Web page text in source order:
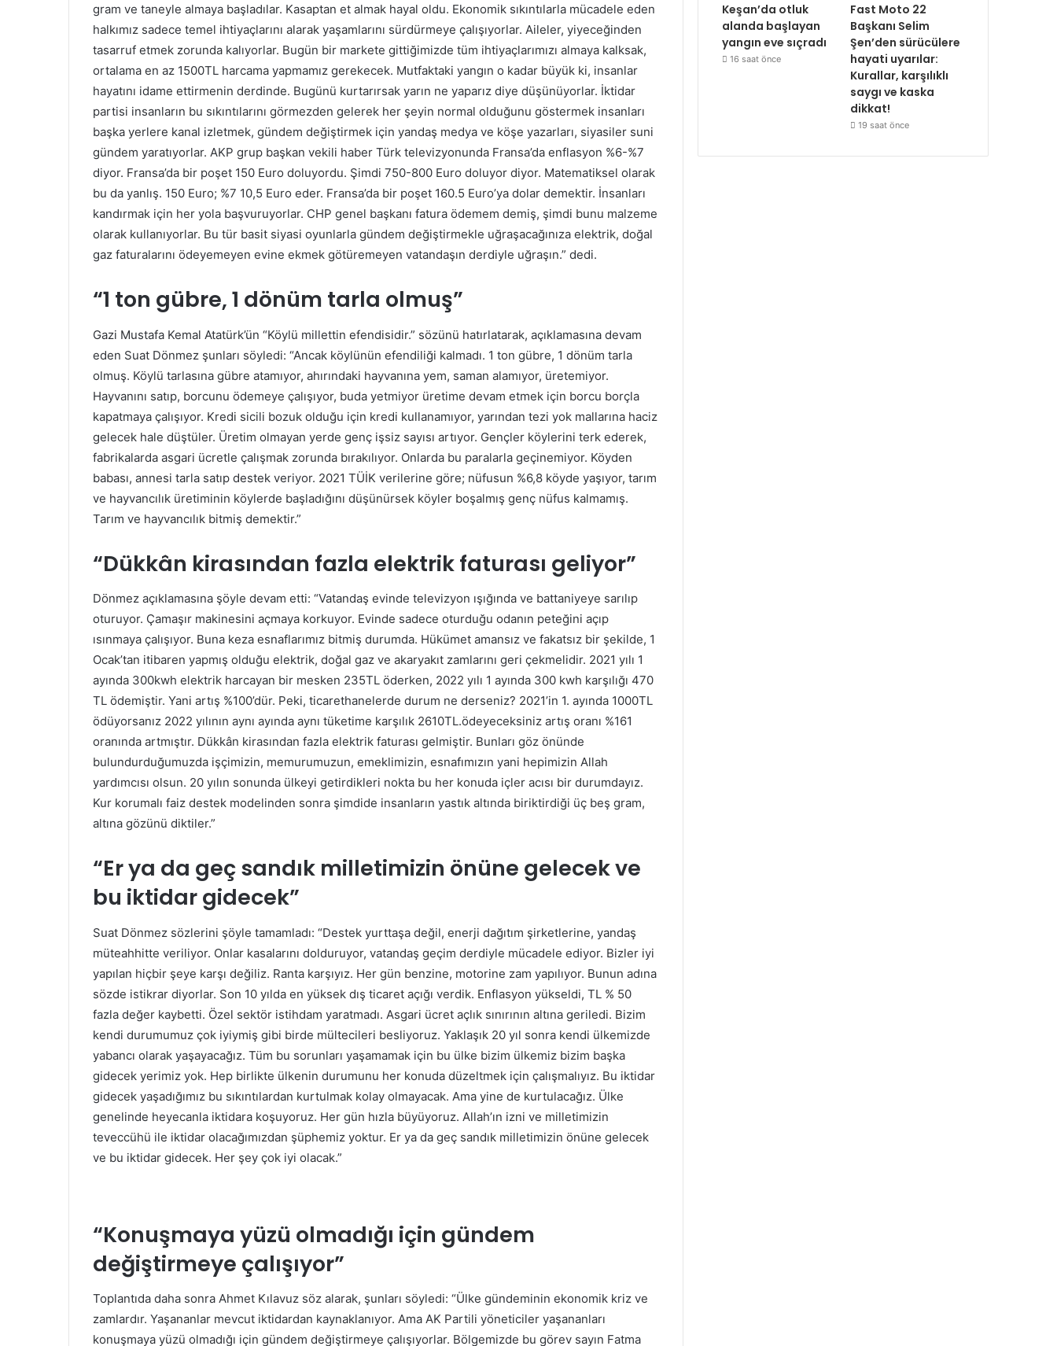
gram ve taneyle almaya başladılar. Kasaptan et almak hayal oldu. Ekonomik sıkıntılarla mücadele eden
halkımız sadece temel ihtiyaçlarını alarak yaşamlarını sürdürmeye çalışıyorlar. Aileler, yiyeceğinden
tasarruf etmek zorunda kalıyorlar. Bugün bir markete gittiğimizde tüm ihtiyaçlarımızı almaya kalksak,
ortalama en az 1500TL harcama yapmamız gerekecek. Mutfaktaki yangın o kadar büyük ki, insanlar
hayatını idame ettirmenin derdinde. Bugünü kurtarırsak yarın ne yaparız diye düşünüyorlar. İktidar
partisi insanların bu sıkıntılarını görmezden gelerek her şeyin normal olduğunu göstermek insanları
başka yerlere kanal izletmek, gündem değiştirmek için yandaş medya ve köşe yazarları, siyasiler suni
gündem yaratıyorlar. AKP grup başkan vekili haber Türk televizyonunda Fransa’da enflasyon %6-%7
diyor. Fransa’da bir poşet 150 Euro doluyordu. Şimdi 750-800 Euro doluyor diyor. Matematiksel olarak
bu da yanlış. 150 Euro; %7 10,5 Euro eder. Fransa’da bir poşet 160.5 Euro’ya dolar demektir. İnsanları
kandırmak için her yola başvuruyorlar. CHP genel başkanı fatura ödemem demiş, şimdi bunu malzeme
olarak kullanıyorlar. Bu tür basit siyasi oyunlarla gündem değiştirmekle uğraşacağınıza elektrik, doğal
gaz faturalarını ödeyemeyen evine ekmek götüremeyen vatandaşın derdiyle uğraşın.” dedi.
“1 ton gübre, 1 dönüm tarla olmuş”
Gazi Mustafa Kemal Atatürk’ün “Köylü millettin efendisidir.” sözünü hatırlatarak, açıklamasına devam
eden Suat Dönmez şunları söyledi: “Ancak köylünün efendiliği kalmadı. 1 ton gübre, 1 dönüm tarla
olmuş. Köylü tarlasına gübre atamıyor, ahırındaki hayvanına yem, saman alamıyor, üretemiyor.
Hayvanını satıp, borcunu ödemeye çalışıyor, buda yetmiyor üretime devam etmek için borcu borçla
kapatmaya çalışıyor. Kredi sicili bozuk olduğu için kredi kullanamıyor, yarından tezi yok mallarına haciz
gelecek hale düştüler. Üretim olmayan yerde genç işsiz sayısı artıyor. Gençler köylerini terk ederek,
fabrikalarda asgari ücretle çalışmak zorunda bırakılıyor. Onlarda bu paralarla geçinemiyor. Köyden
babası, annesi tarla satıp destek veriyor. 2021 TÜİK verilerine göre; nüfusun %6,8 köyde yaşıyor, tarım
ve hayvancılık üretiminin köylerde başladığını düşünürsek köyler boşalmış genç nüfus kalmamış.
Tarım ve hayvancılık bitmiş demektir.”
“Dükkân kirasından fazla elektrik faturası geliyor”
Dönmez açıklamasına şöyle devam etti: “Vatandaş evinde televizyon ışığında ve battaniyeye sarılıp
oturuyor. Çamaşır makinesini açmaya korkuyor. Evinde sadece oturduğu odanın peteğini açıp
ısınmaya çalışıyor. Buna keza esnaflarımız bitmiş durumda. Hükümet amansız ve fakatsız bir şekilde, 1
Ocak’tan itibaren yapmış olduğu elektrik, doğal gaz ve akaryakıt zamlarını geri çekmelidir. 2021 yılı 1
ayında 300kwh elektrik harcayan bir mesken 235TL öderken, 2022 yılı 1 ayında 300 kwh karşılığı 470
TL ödemiştir. Yani artış %100’dür. Peki, ticarethanelerde durum ne derseniz? 2021’in 1. ayında 1000TL
ödüyorsanız 2022 yılının aynı ayında aynı tüketime karşılık 2610TL.ödeyeceksiniz artış oranı %161
oranında artmıştır. Dükkân kirasından fazla elektrik faturası gelmiştir. Bunları göz önünde
bulundurduğumuzda işçimizin, memurumuzun, emeklimizin, esnafımızın yani hepimizin Allah
yardımcısı olsun. 20 yılın sonunda ülkeyi getirdikleri nokta bu her konuda içler acısı bir durumdayız.
Kur korumalı faiz destek modelinden sonra şimdide insanların yastık altında biriktirdiği üç beş gram,
altına gözünü diktiler.”
“Er ya da geç sandık milletimizin önüne gelecek ve
bu iktidar gidecek”
Suat Dönmez sözlerini şöyle tamamladı: “Destek yurttaşa değil, enerji dağıtım şirketlerine, yandaş
müteahhitte veriliyor. Onlar kasalarını dolduruyor, vatandaş geçim derdiyle mücadele ediyor. Bizler iyi
yapılan hiçbir şeye karşı değiliz. Ranta karşıyız. Her gün benzine, motorine zam yapılıyor. Bunun adına
sözde istikrar diyorlar. Son 10 yılda en yüksek dış ticaret açığı verdik. Enflasyon yükseldi, TL % 50
fazla değer kaybetti. Özel sektör istihdam yaratmadı. Asgari ücret açlık sınırının altına geriledi. Bizim
kendi durumumuz çok iyiymiş gibi birde mültecileri besliyoruz. Yaklaşık 20 yıl sonra kendi ülkemizde
yabancı olarak yaşayacağız. Tüm bu sorunları yaşamamak için bu ülke bizim ülkemiz bizim başka
gidecek yerimiz yok. Hep birlikte ülkenin durumunu her konuda düzeltmek için çalışmalıyız. Bu iktidar
gidecek yaşadığımız bu sıkıntılardan kurtulmak kolay olmayacak. Ama yine de kurtulacağız. Ülke
genelinde heyecanla iktidara koşuyoruz. Her gün hızla büyüyoruz. Allah’ın izni ve milletimizin
teveccühü ile iktidar olacağımızdan şüphemiz yoktur. Er ya da geç sandık milletimizin önüne gelecek
ve bu iktidar gidecek. Her şey çok iyi olacak.”
“Konuşmaya yüzü olmadığı için gündem
değiştirmeye çalışıyor”
Toplantıda daha sonra Ahmet Kılavuz söz alarak, şunları söyledi: “Ülke gündeminin ekonomik kriz ve
zamlardır. Yaşananlar mevcut iktidardan kaynaklanıyor. Ama AK Partili yöneticiler yaşananları
konuşmaya yüzü olmadığı için gündem değiştirmeye çalışıyorlar. Bölgemizde bu görev sayın Fatma
Keşan’da otluk
alanda başlayan
yangın eve sıçradı
16 saat önce
Fast Moto 22
Başkanı Selim
Şen’den sürücülere
hayati uyarılar:
Kurallar, karşılıklı
saygı ve kaska
dikkat!
19 saat önce